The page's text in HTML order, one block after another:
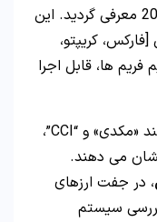
Hilo Activator” اولین بار در سال 2012 معرفی گردید. این
کریپتو،
ها، قابل اجرا
مانند «مکدی» و “CCI”،
می دهند.
، در جفت ارزهای
سیستم